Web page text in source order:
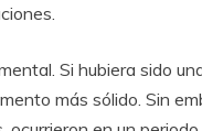
Si hubiera sido
más sólido. Sin